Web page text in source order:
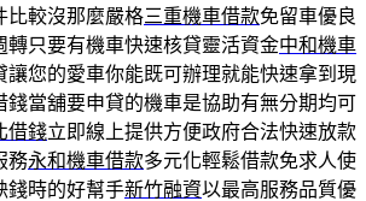
比較沒那麼嚴格三重機車借款免留車優良
轉只要有機車快速核貸靈活資金中和機車
讓您的愛車你能既可辦理就能快速拿到現
錢當舖要申貸的機車是協助有無分期均可
借錢立即線上提供方便政府合法快速放款
務永和機車借款多元化輕鬆借款免求人使
錢時的好幫手新竹融資以最高服務品質優